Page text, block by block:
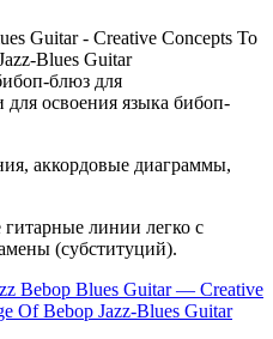
блюз для
освоения языка бибоп-
аккордовые диаграммы,
линии легко с
(субституций).
Bebop Blues Guitar — Creative
Of Bebop Jazz-Blues Guitar